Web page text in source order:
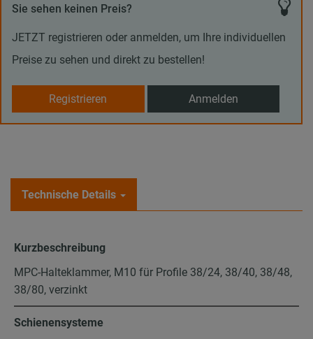
Sie sehen keinen Preis?
JETZT registrieren oder anmelden, um Ihre individuellen
Preise zu sehen und direkt zu bestellen!
Registrieren Anmelden
Technische Details
Kurzbeschreibung
MPC-Halteklammer, M10 für Profile 38/24, 38/40, 38/48,
38/80, verzinkt
Schienensysteme